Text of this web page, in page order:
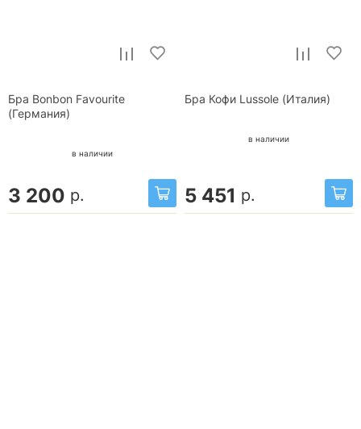
Бра Bonbon Favourite
(Германия)
в наличии
3 200 р.
Бра Кофи Lussole (Италия)
в наличии
5 451 р.